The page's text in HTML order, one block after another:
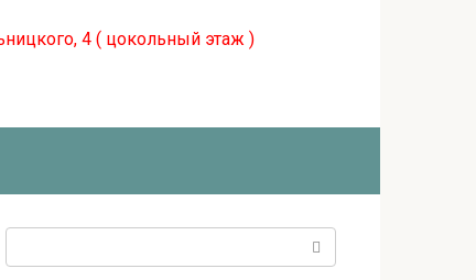
4 ( цокольный этаж )